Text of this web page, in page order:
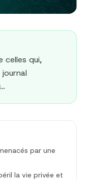
celles qui,
par une
la vie privée et